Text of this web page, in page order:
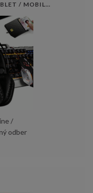
/ MOBIL…
/
odber